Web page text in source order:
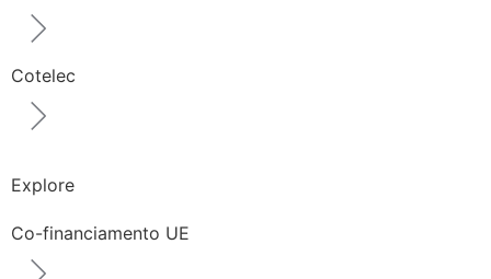
Cotelec
Explore
Co-financiamento UE